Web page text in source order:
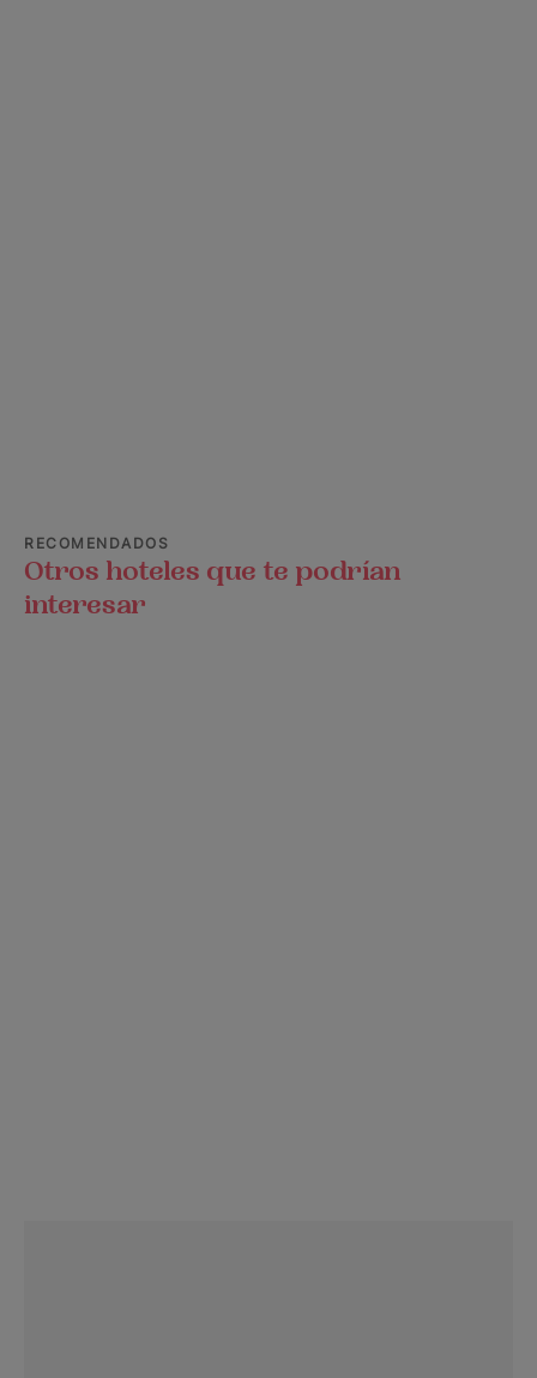
RECOMENDADOS
Otros hoteles que te podrían
interesar